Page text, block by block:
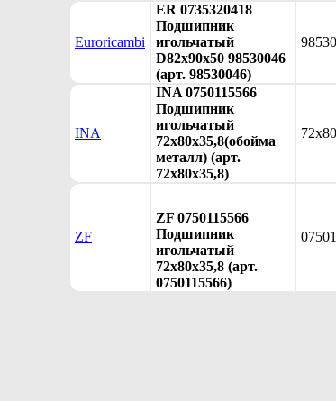
Euroricambi
ER 0735320418
Подшипник
игольчатый
D82x90x50 98530046
(арт. 98530046)
INA
INA 0750115566
Подшипник
игольчатый
72x80x35,8(обойма
металл) (арт.
72x80x35,8)
ZF
ZF 0750115566
Подшипник
игольчатый
72x80x35,8 (арт.
0750115566)